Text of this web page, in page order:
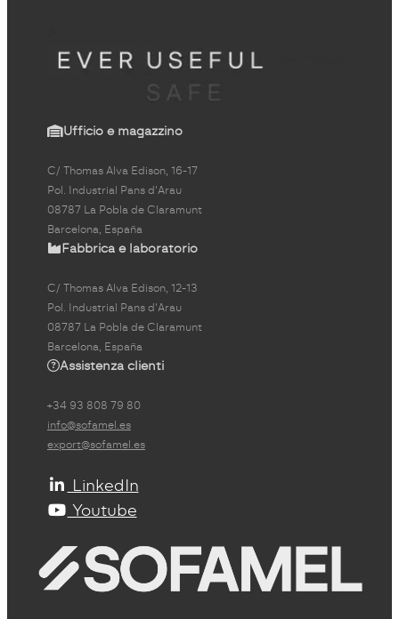
Ufficio e magazzino
C/ Thomas Alva Edison, 16-17
Pol. Industrial Pans d'Arau
08787 La Pobla de Claramunt
Barcelona, España
Fabbrica e laboratorio
C/ Thomas Alva Edison, 12-13
Pol. Industrial Pans d'Arau
08787 La Pobla de Claramunt
Barcelona, España
Assistenza clienti
+34 93 808 79 80
info@sofamel.es
export@sofamel.es
LinkedIn
Youtube